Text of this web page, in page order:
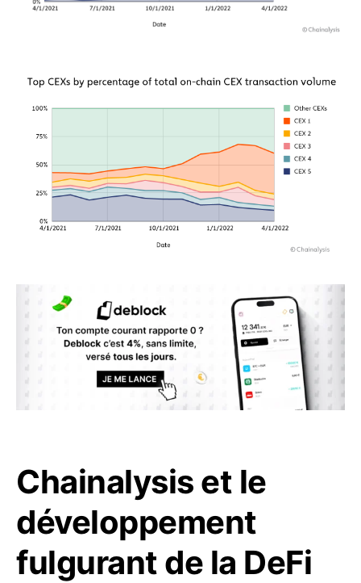
Chainalysis et le
développement
fulgurant de la DeFi